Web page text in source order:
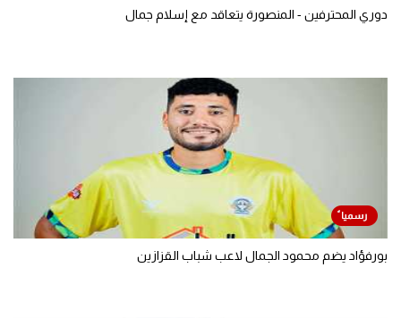
دوري المحترفين - المنصورة يتعاقد مع إسلام جمال
بورفؤاد يضم محمود الجمال لاعب شباب القزازين